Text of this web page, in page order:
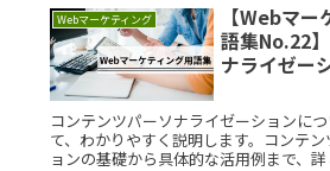
Webマーケティング
【Webマ
語集No.22
ナライゼー
コンテンツパーソナライゼーションに
て、わかりやすく説明します。コンテ
ョンの基礎から具体的な活用例まで、